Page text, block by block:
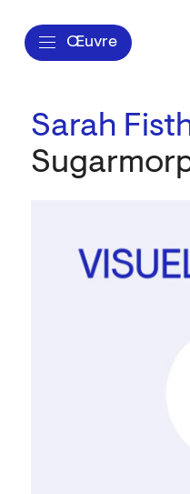
Œuvre
Sarah